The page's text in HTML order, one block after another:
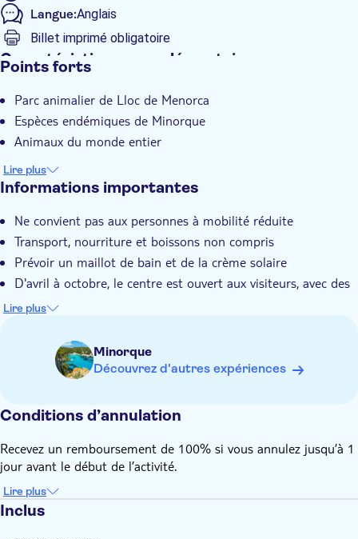
Langue:Anglais
Billet imprimé obligatoire
Caractéristiques supplémentaires
Confirmation instantanée
Points forts
Parc animalier de Lloc de Menorca
Espèces endémiques de Minorque
Animaux du monde entier
Lire plus
Informations importantes
Ne convient pas aux personnes à mobilité réduite
Transport, nourriture et boissons non compris
Prévoir un maillot de bain et de la crème solaire
D'avril à octobre, le centre est ouvert aux visiteurs, avec des
horaires légèrement différents selon les mois :Avril : Ouvert
du mardi au dimanche et les jours fériés, de 10h à 18h.
10h à 18h
Juillet et août : Ouvert tous les jours de 10h à 19hLe centre
Les billetteries ferment deux heures avant l'heure de
fermeture du centre.
Activité avec itinéraire adapté aux personnes à mobilité
réduite
réduite en raison de la distance de marche qu'il implique
Apportez votre matériel de bain et de la crème solaire
Lire plus
Minorque
Découvrez d'autres expériences
Conditions d’annulation
Recevez un remboursement de 100% si vous annulez jusqu’à 1
jour avant le début de l’activité.
Lire plus
Inclus